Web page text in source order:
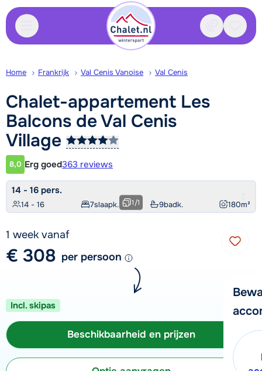
Contact
Home Frankrijk Val Cenis Vanoise Val Cenis
Chalet-appartement Les
Balcons de Val Cenis
Village
Klantwaardering
8,0 Erg goed363 reviews
14 - 16 pers.
14 - 16 7slaapk. 9badk. 180m²
1/1
1 week vanaf
€ 308 per persoon
Incl. skipas
Beschikbaarheid en prijzen